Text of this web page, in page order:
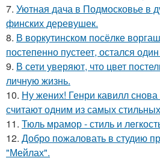
7. Уютная дача в Подмосковье в
финских деревушек.
8. В воркутинском посёлке
постепенно пустеет, остался
9. В сети уверяют, что цвет
личную жизнь.
10. Ну жених! Генри кавилл
считают одним из самых
11. Тюль мрамор - стиль и
12. Добро пожаловать в студию
"Мейлах".